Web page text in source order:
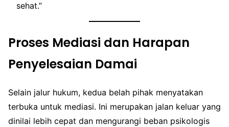
sehat.”
Proses Mediasi dan Harapan
Penyelesaian Damai
Selain jalur hukum, kedua belah pihak menyatakan
terbuka untuk mediasi. Ini merupakan jalan keluar yang
dinilai lebih cepat dan mengurangi beban psikologis